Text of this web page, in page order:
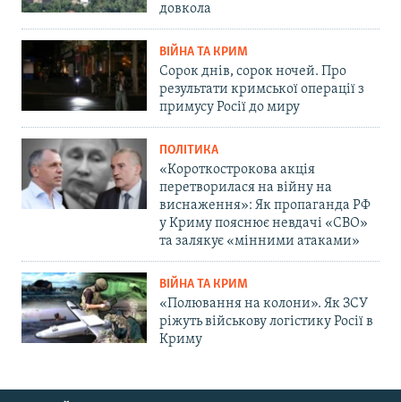
довкола
ВІЙНА ТА КРИМ
Сорок днів, сорок ночей. Про
результати кримської операції з
примусу Росії до миру
ПОЛІТИКА
«Короткострокова акція
перетворилася на війну на
виснаження»: Як пропаганда РФ
у Криму пояснює невдачі «СВО»
та залякує «мінними атаками»
ВІЙНА ТА КРИМ
«Полювання на колони». Як ЗСУ
ріжуть військову логістику Росії в
Криму